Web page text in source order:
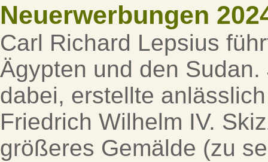
Neuerwerbungen
Carl Richard Lepsius
Ägypten und den
dabei, erstellte
Friedrich Wilhelm IV.
größeres Gemälde (zu